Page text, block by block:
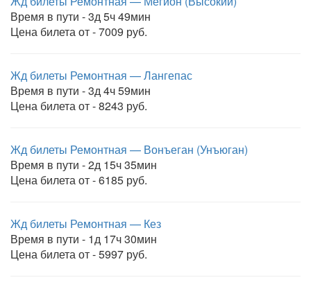
Время в пути - 3д 5ч 49мин
Цена билета от - 7009 руб.
Жд билеты Ремонтная — Лангепас
Время в пути - 3д 4ч 59мин
Цена билета от - 8243 руб.
Жд билеты Ремонтная — Вонъеган (Унъюган)
Время в пути - 2д 15ч 35мин
Цена билета от - 6185 руб.
Жд билеты Ремонтная — Кез
Время в пути - 1д 17ч 30мин
Цена билета от - 5997 руб.